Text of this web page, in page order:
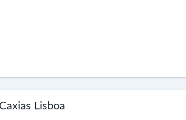
Lisboa